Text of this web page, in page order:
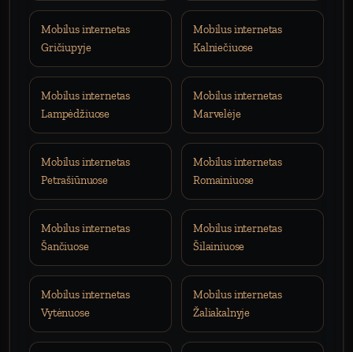
Mobilus internetas
Gričiupyje
Mobilus internetas
Kalniečiuose
Mobilus internetas
Lampėdžiuose
Mobilus internetas
Marvelėje
Mobilus internetas
Petrašiūnuose
Mobilus internetas
Romainiuose
Mobilus internetas
Šančiuose
Mobilus internetas
Šilainiuose
Mobilus internetas
Vytėnuose
Mobilus internetas
Žaliakalnyje